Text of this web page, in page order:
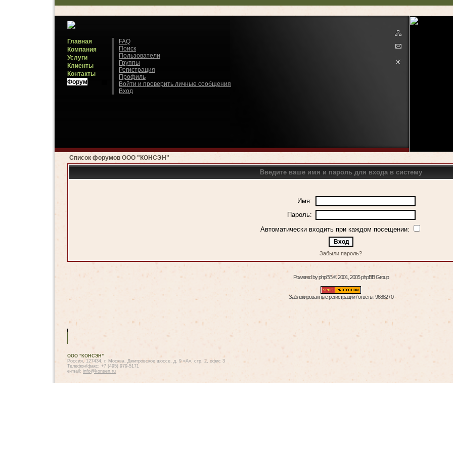
Главная
Компания
Услуги
Клиенты
Контакты
Форум
FAQ
Поиск
Пользователи
Группы
Регистрация
Профиль
Войти и проверить личные сообщения
Вход
Список форумов ООО "КОНСЭН"
Введите ваше имя и пароль для входа в систему
Имя:
Пароль:
Автоматически входить при каждом посещении:
Забыли пароль?
Powered byphpBB© 2001, 2005 phpBB Group
Заблокированные регистрации / ответы: 96882 / 0
ООО "КОНСЭН"
Россия, 127434, г. Москва, Дмитровское шоссе, д. 9 «А», стр. 2, офис 3
Телефон/факс: +7 (495) 979-5171
e-mail: info@konsen.ru